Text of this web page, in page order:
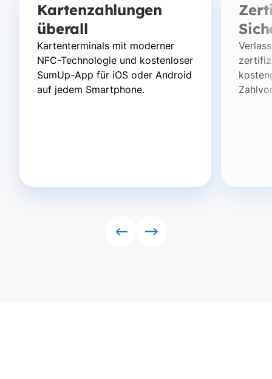
Kartenzahlungen
überall
Kartenterminals mit moderner
NFC-Technologie und kostenloser
SumUp-App für iOS oder Android
auf jedem Smartphone.
RückwärtsVorwärts